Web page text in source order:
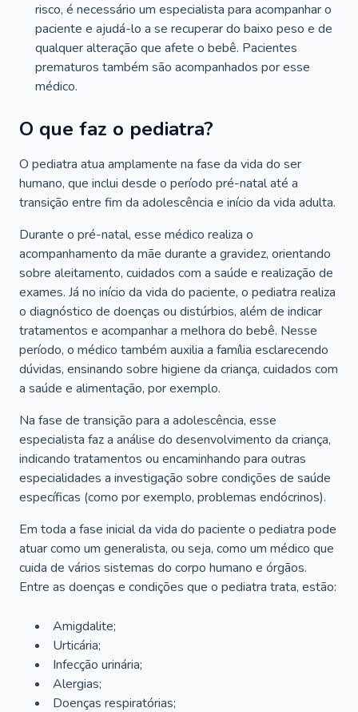
risco, é necessário um especialista para acompanhar o
paciente e ajudá-lo a se recuperar do baixo peso e de
qualquer alteração que afete o bebê. Pacientes
prematuros também são acompanhados por esse
médico.
O que faz o pediatra?
O pediatra atua amplamente na fase da vida do ser
humano, que inclui desde o período pré-natal até a
transição entre fim da adolescência e início da vida adulta.
Durante o pré-natal, esse médico realiza o
acompanhamento da mãe durante a gravidez, orientando
sobre aleitamento, cuidados com a saúde e realização de
exames. Já no início da vida do paciente, o pediatra realiza
o diagnóstico de doenças ou distúrbios, além de indicar
tratamentos e acompanhar a melhora do bebê. Nesse
período, o médico também auxilia a família esclarecendo
dúvidas, ensinando sobre higiene da criança, cuidados com
a saúde e alimentação, por exemplo.
Na fase de transição para a adolescência, esse
especialista faz a análise do desenvolvimento da criança,
indicando tratamentos ou encaminhando para outras
especialidades a investigação sobre condições de saúde
específicas (como por exemplo, problemas endócrinos).
Em toda a fase inicial da vida do paciente o pediatra pode
atuar como um generalista, ou seja, como um médico que
cuida de vários sistemas do corpo humano e órgãos.
Entre as doenças e condições que o pediatra trata, estão:
Amigdalite;
Urticária;
Infecção urinária;
Alergias;
Doenças respiratórias;